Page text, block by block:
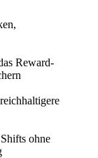
Reward-
ohne